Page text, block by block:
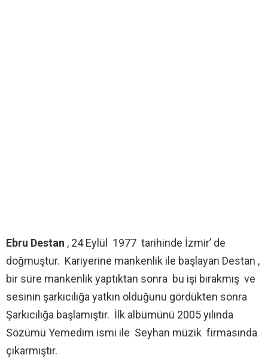
Ebru Destan , 24 Eylül 1977 tarihinde İzmir’ de
doğmuştur. Kariyerine mankenlik ile başlayan Destan ,
bir süre mankenlik yaptıktan sonra bu işi bırakmış ve
sesinin şarkıcılığa yatkın olduğunu gördükten sonra
Şarkıcılığa başlamıştır. İlk albümünü 2005 yılında
Sözümü Yemedim ismi ile Seyhan müzik firmasında
çıkarmıştır.